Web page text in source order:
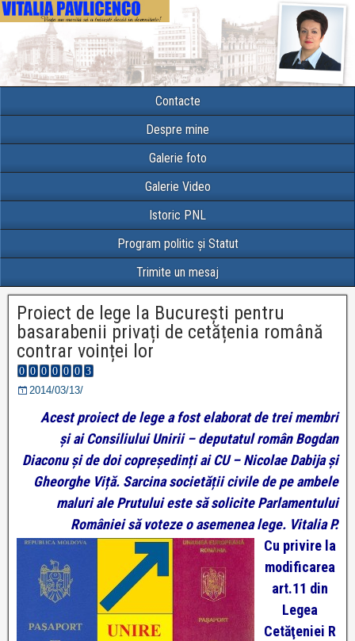
Contacte
Despre mine
Galerie foto
Galerie Video
Istoric PNL
Program politic și Statut
Trimite un mesaj
Proiect de lege la București pentru
basarabenii privați de cetățenia română
contrar voinței lor
2014/03/13/
Acest proiect de lege a fost elaborat de trei membri
și ai Consiliului Unirii – deputatul român Bogdan
Diaconu și de doi copreședinți ai CU – Nicolae Dabija și
Gheorghe Viță. Sarcina societății civile de pe ambele
maluri ale Prutului este să solicite Parlamentului
României să voteze o asemenea lege. Vitalia P.
Cu privire la
modificarea
art.11 din
Legea
Cetăţeniei R